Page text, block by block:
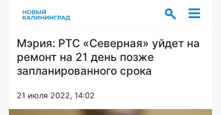
Мэрия: РТС «Северная» уйдет на
ремонт на 21 день позже
запланированного срока
21 июля 2022, 14:02